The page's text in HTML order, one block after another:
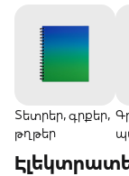
Տետրեր, գրքեր,
թղթեր